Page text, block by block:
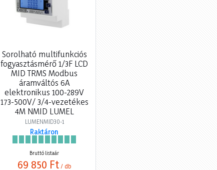
Sorolható multifunkciós
fogyasztásmérő 1/3F LCD
MID TRMS Modbus
áramváltós 6A
elektronikus 100-289V
173-500V/ 3/4-vezetékes
4M NMID LUMEL
LUMENMID30-1
Raktáron
Bruttó listaár
69 850 Ft / db